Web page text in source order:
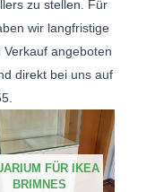
zu stellen. Für
wir langfristige
angeboten
direkt bei uns auf
FÜR IKEA
BRIMNES